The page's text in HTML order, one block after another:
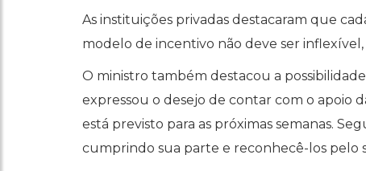
As instituições privadas destacaram que
modelo de incentivo não deve ser
O ministro também destacou a
expressou o desejo de contar com o apoio
está previsto para as próximas semanas.
cumprindo sua parte e reconhecê-los pelo